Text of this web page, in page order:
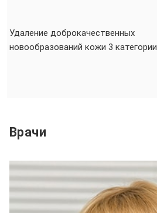
Удаление доброкачественных
новообразований кожи 3 категории
Врачи